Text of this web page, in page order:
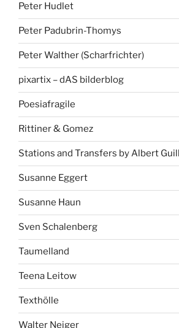
Peter Hudlet
Peter Padubrin-Thomys
Peter Walther (Scharfrichter)
pixartix – dAS bilderblog
Poesiafragile
Rittiner & Gomez
Stations and Transfers by Albert
Susanne Eggert
Susanne Haun
Sven Schalenberg
Taumelland
Teena Leitow
Texthölle
Walter Neiger